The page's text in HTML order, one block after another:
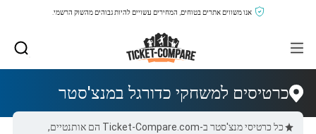
אנו משווים אתרים בטוחים, המחירים עשויים להיות גבוהים מהשוק הרשמי.
כרטיסים למשחקי כדורגל במנצ'סטר
כל כרטיסי מנצ'סטר ב-Ticket-Compare.com הם אותנטיים,